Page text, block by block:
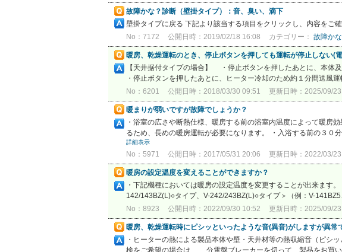
故障かな？診断（壁掛タイプ）：音、臭い、滴下
壁掛タイプに戻る 下記より該当する項目をクリックし、内容をご
No：7172 公開日時：2019/02/18 16:08 カテゴリー： 故障か
暖房、乾燥運転のとき、停止ボタンを押しても運転が停止しない(
【天井据付タイプの場合】 ・停止ボタンを押したあとに、本体
・停止ボタンを押したあとに、ヒーター冷却のため約１分間送風
No：6201 公開日時：2018/03/30 09:51 更新日時：2025/09/
暖まりが弱いですが故障でしょうか？
・浴室の広さや断熱仕様、暖房する前の浴室内温度によって暖
るため、長めの暖房運転が必要になります。 ・入浴する前の３０
詳細表示
No：5971 公開日時：2017/05/31 20:06 更新日時：2022/03/
暖房の設定温度を変えることができますか？
・下記機種においては暖房の設定温度を変更することが出来
142/143BZ(L)○タイプ、V-242/243BZ(L)○タイプ＞（例：V-
No：8923 公開日時：2022/09/30 10:52 更新日時：2025/09/
暖房、乾燥運転時にピシッといったような音(異音)がしますが異常
・ヒーターの熱による製品本体や壁・天井材等の熱収縮音（ピシ
検をご希望の場合は、 分電盤ブレーカーを切って、製品をお買